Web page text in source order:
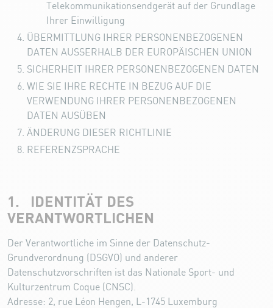
Telekommunikationsendgerät auf der Grundlage
Ihrer Einwilligung
ÜBERMITTLUNG IHRER PERSONENBEZOGENEN
DATEN AUSSERHALB DER EUROPÄISCHEN UNION
SICHERHEIT IHRER PERSONENBEZOGENEN DATEN
WIE SIE IHRE RECHTE IN BEZUG AUF DIE
VERWENDUNG IHRER PERSONENBEZOGENEN
DATEN AUSÜBEN
ÄNDERUNG DIESER RICHTLINIE
REFERENZSPRACHE
1. IDENTITÄT DES
VERANTWORTLICHEN
Der Verantwortliche im Sinne der Datenschutz-
Grundverordnung (DSGVO) und anderer
Datenschutzvorschriften ist das Nationale Sport- und
Kulturzentrum Coque (CNSC).
Adresse: 2, rue Léon Hengen, L-1745 Luxemburg